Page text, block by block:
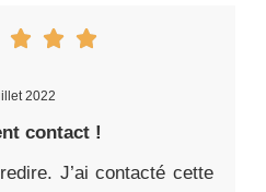
2022
contact !
J’ai contacté cette